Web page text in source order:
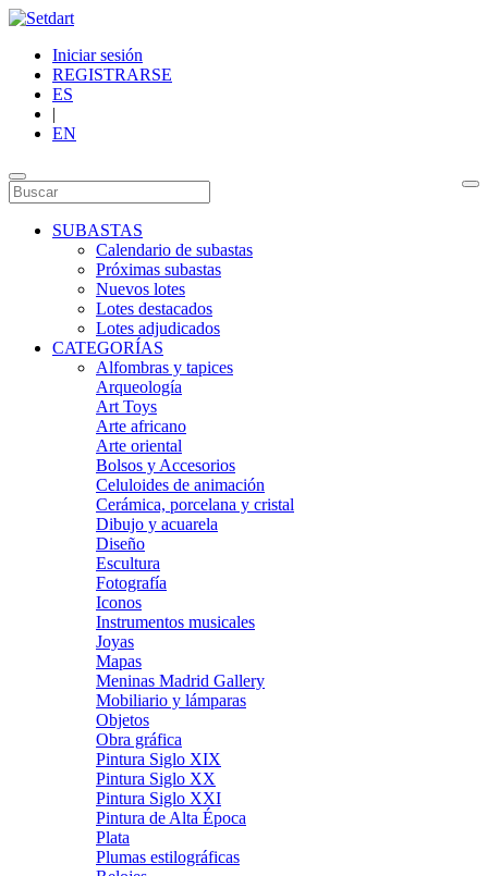
Iniciar sesión
REGISTRARSE
ES
|
EN
SUBASTAS
Calendario de subastas
Próximas subastas
Nuevos lotes
Lotes destacados
Lotes adjudicados
CATEGORÍAS
Alfombras y tapices
Arqueología
Art Toys
Arte africano
Arte oriental
Bolsos y Accesorios
Celuloides de animación
Cerámica, porcelana y cristal
Dibujo y acuarela
Diseño
Escultura
Fotografía
Iconos
Instrumentos musicales
Joyas
Mapas
Meninas Madrid Gallery
Mobiliario y lámparas
Objetos
Obra gráfica
Pintura Siglo XIX
Pintura Siglo XX
Pintura Siglo XXI
Pintura de Alta Época
Plata
Plumas estilográficas